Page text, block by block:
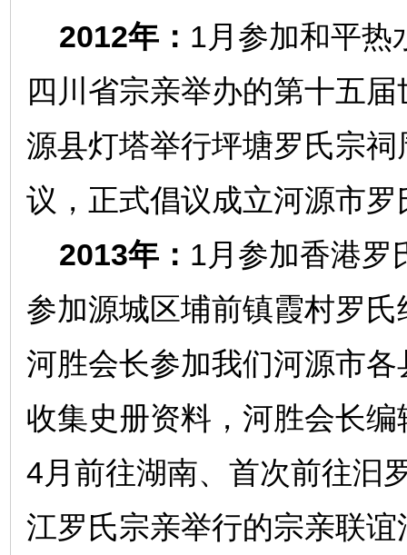
2012年： 1月参加和平热
四川省宗亲举办的第十五
源县灯塔举行坪塘罗氏宗
议，正式倡议成立河源市
2013年： 1月参加香港罗
参加源城区埔前镇霞村罗
河胜会长参加我们河源市
收集史册资料，河胜会长
4月前往湖南、首次前往汩
江罗氏宗亲举行的宗亲联